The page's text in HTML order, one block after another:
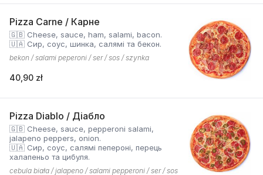
Pizza Carne / Карне
🇬🇧 Cheese, sauce, ham, salami, bacon.
🇺🇦 Сир, соус, шинка, салямі та бекон.
bekon / salami peperoni / ser / sos / szynka
40,90 zł
Pizza Diablo / Діабло
🇬🇧 Cheese, sauce, pepperoni salami,
jalapeno peppers, onion.
🇺🇦 Сир, соус, салямі пепероні, перець
халапеньо та цибуля.
cebula biała / jalapeno / salami pepperoni / ser / sos